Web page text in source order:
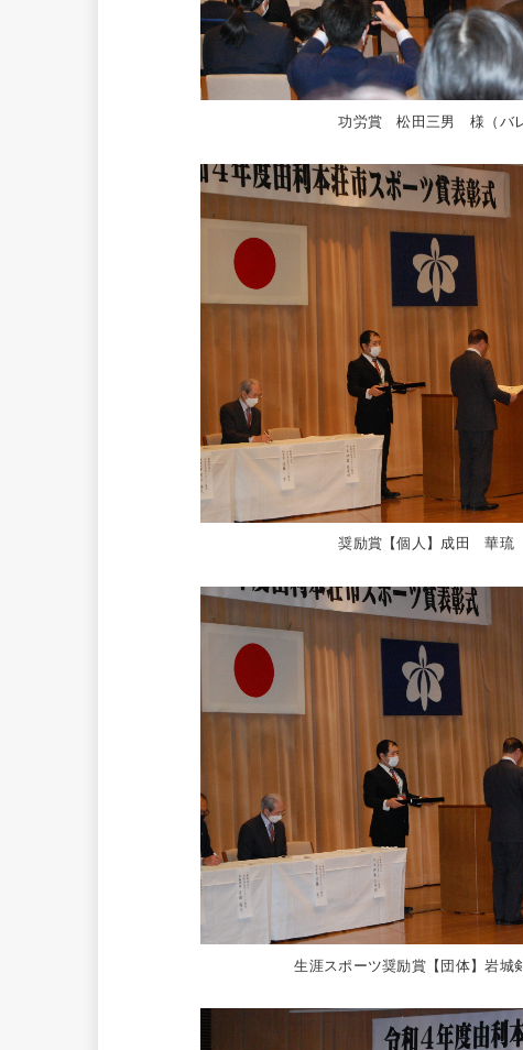
功労賞 松田三男 様（バレ
奨励賞【個人】成田 華琉
生涯スポーツ奨励賞【団体】岩城